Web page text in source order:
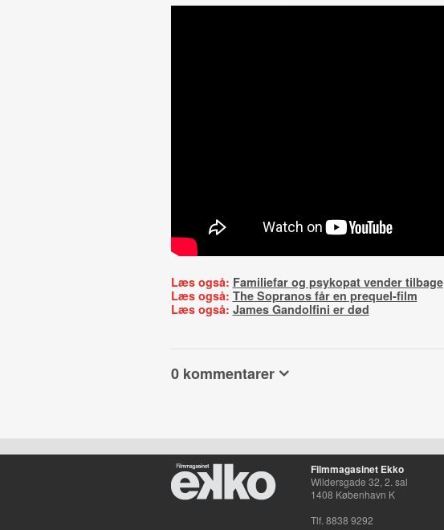
Læs også: Familiefar og psykopat vender tilbage
Læs også: The Sopranos får en prequel-film
Læs også: James Gandolfini er død
0 kommentarer
Filmmagasinet Ekko
Wildersgade 32, 2. sal
1408 København K
Tlf. 8838 9292